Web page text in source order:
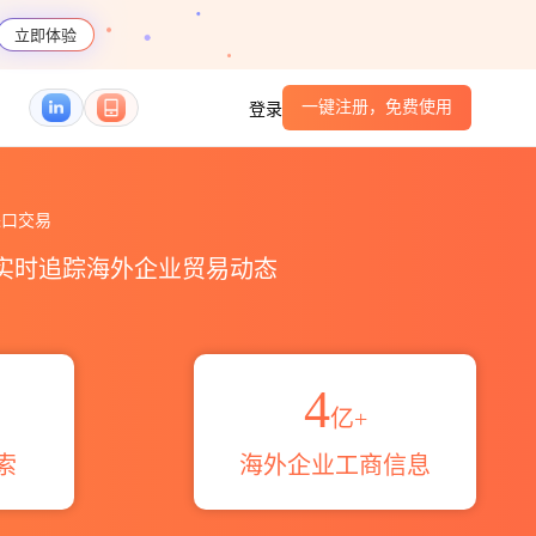
立即体验
登录 一键注册，免费使用
交易
时追踪海外企业贸易动态
4亿+
海外企业工商信息